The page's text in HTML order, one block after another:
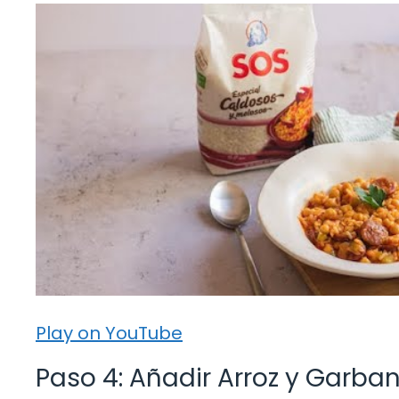
Play on YouTube
Paso 4: Añadir Arroz y